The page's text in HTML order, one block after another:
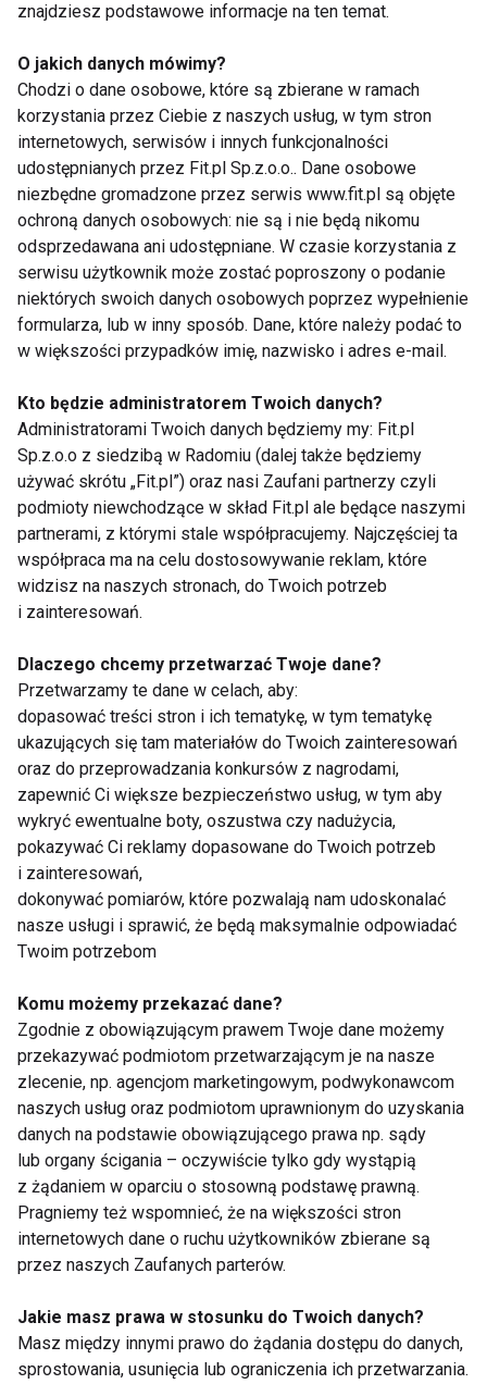
zaparzania ziołowych mieszanek, możesz korzystać
z dobrodziejstw natury. Co ważne możesz też
zawsze mieć je przy sobie, gdy poczujesz taką
potrzebę móc sięgnąć po wyjątkowe, kojące
cukierki szałwiowe, które działają już podczas
ssania.
Na takie rozwiązania mogła pozwolić sobie znana i
sprawdzona marka, taka jak Reutter, która założona
ponad wiek temu stała się pionierem wielu
doskonałych ziołowych cukierków z ekstraktami i
prozdrowotnych właściwości.
Kultowe i dobroczynne Cukierki Szałwiowe firmy
Reutter dostępne są w aptekach i sklepach
zielarskich.
CUKIER WELLNESS
Cukier
Cukier na
cenzurowanym: Jak
spożycie bez
rezygnacji ze smaku?
Świadome podejście
życia!
Co Ci da rezygnacja z
cukru na dwa
tygodnie?
Cukier niejedno ma
imię
znajdziesz podstawowe informacje na ten temat.
O jakich danych mówimy?
Chodzi o dane osobowe, które są zbierane w ramach
korzystania przez Ciebie z naszych usług, w tym stron
internetowych, serwisów i innych funkcjonalności
udostępnianych przez Fit.pl Sp.z.o.o.. Dane osobowe
niezbędne gromadzone przez serwis www.fit.pl są objęte
ochroną danych osobowych: nie są i nie będą nikomu
odsprzedawana ani udostępniane. W czasie korzystania z
serwisu użytkownik może zostać poproszony o podanie
niektórych swoich danych osobowych poprzez wypełnienie
formularza, lub w inny sposób. Dane, które należy podać to
w większości przypadków imię, nazwisko i adres e-mail.
Kto będzie administratorem Twoich danych?
Administratorami Twoich danych będziemy my: Fit.pl
Sp.z.o.o z siedzibą w Radomiu (dalej także będziemy
używać skrótu „Fit.pl”) oraz nasi Zaufani partnerzy czyli
podmioty niewchodzące w skład Fit.pl ale będące naszymi
partnerami, z którymi stale współpracujemy. Najczęściej ta
współpraca ma na celu dostosowywanie reklam, które
widzisz na naszych stronach, do Twoich potrzeb
i zainteresowań.
Dlaczego chcemy przetwarzać Twoje dane?
Przetwarzamy te dane w celach, aby:
dopasować treści stron i ich tematykę, w tym tematykę
ukazujących się tam materiałów do Twoich zainteresowań
oraz do przeprowadzania konkursów z nagrodami,
zapewnić Ci większe bezpieczeństwo usług, w tym aby
wykryć ewentualne boty, oszustwa czy nadużycia,
pokazywać Ci reklamy dopasowane do Twoich potrzeb
i zainteresowań,
dokonywać pomiarów, które pozwalają nam udoskonalać
nasze usługi i sprawić, że będą maksymalnie odpowiadać
Twoim potrzebom
Komu możemy przekazać dane?
Zgodnie z obowiązującym prawem Twoje dane możemy
przekazywać podmiotom przetwarzającym je na nasze
zlecenie, np. agencjom marketingowym, podwykonawcom
naszych usług oraz podmiotom uprawnionym do uzyskania
danych na podstawie obowiązującego prawa np. sądy
lub organy ścigania – oczywiście tylko gdy wystąpią
z żądaniem w oparciu o stosowną podstawę prawną.
Pragniemy też wspomnieć, że na większości stron
internetowych dane o ruchu użytkowników zbierane są
przez naszych Zaufanych parterów.
Jakie masz prawa w stosunku do Twoich danych?
Masz między innymi prawo do żądania dostępu do danych,
sprostowania, usunięcia lub ograniczenia ich przetwarzania.